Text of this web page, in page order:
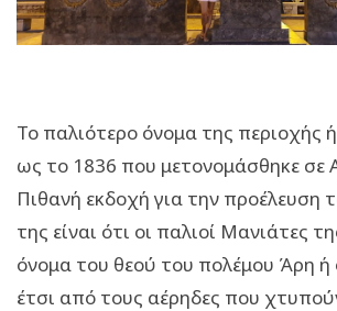
Το παλιότερο όνομα της περιοχής
ως το 1836 που μετονομάσθηκε σε
Πιθανή εκδοχή για την προέλευση
της είναι ότι οι παλιοί Μανιάτες
όνομα του θεού του πολέμου Άρη ή
έτσι από τους αέρηδες που